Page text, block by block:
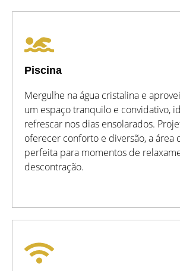
Piscina
Mergulhe na água cristalina e
um espaço tranquilo e convidativo,
refrescar nos dias ensolarados.
oferecer conforto e diversão, a área
perfeita para momentos de
descontração.